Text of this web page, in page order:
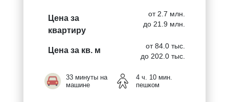
Цена за
квартиру
от 2.7 млн.
до 21.9 млн.
Цена за кв. м
от 84.0 тыс.
до 202.0 тыс.
33 минуты на
машине
4 ч. 10 мин.
пешком